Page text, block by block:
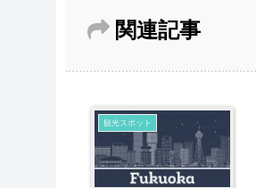
関連記事
観光スポット